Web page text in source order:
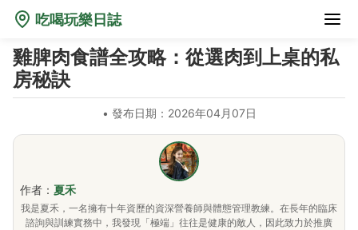
吃喝玩樂日誌
雞脾肉食譜全攻略：從選肉到上桌的私
房秘訣
• 發布日期：2026年04月07日
作者： 夏禾
我是夏禾，一名擁有十年資歷的資深營養師與體態管理教練。在長年的臨床
諮詢與訓練實務中，我發現「極端」往往是健康的敵人，因此致力於推廣